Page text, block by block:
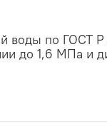
воды по ГОСТ
до 1,6 МПа и